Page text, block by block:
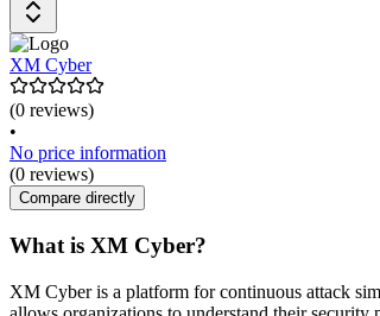
XM Cyber
(0 reviews)
•
No price information
(0 reviews)
Compare directly
What is XM Cyber?
XM Cyber is a platform for continuous attack